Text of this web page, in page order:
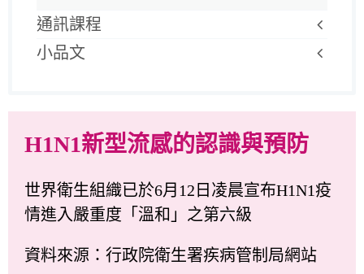
通訊課程
小品文
H1N1新型流感的認識與預防
世界衛生組織已於6月12日凌晨宣布H1N1疫
情進入嚴重度「溫和」之第六級
資料來源：行政院衛生署疾病管制局網站